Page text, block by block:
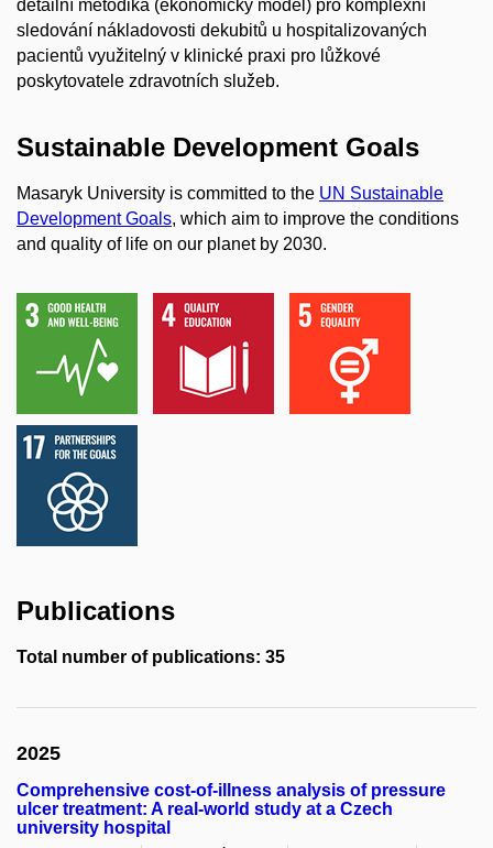
detailní metodika (ekonomický model) pro komplexní
sledování nákladovosti dekubitů u hospitalizovaných
pacientů využitelný v klinické praxi pro lůžkové
poskytovatele zdravotních služeb.
Sustainable Development Goals
Masaryk University is committed to the UN Sustainable
Development Goals, which aim to improve the conditions
and quality of life on our planet by 2030.
Publications
Total number of publications: 35
2025
Comprehensive cost-of-illness analysis of pressure
ulcer treatment: A real-world study at a Czech
university hospital